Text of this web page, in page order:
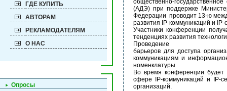
ГДЕ КУПИТЬ
АВТОРАМ
РЕКЛАМОДАТЕЛЯМ
О НАС
Опросы
общественно-
(АДЭ) при поддержке
Федерации проводит 13-ю
развития IP-коммуникаций и IP-
Участники конференции
тенденциях развития
Проведение
барьеров для доступа
коммуникациям и
номенклатуры
Во время конференции будет
сфере IP-коммуникаций и IP-
организаций.